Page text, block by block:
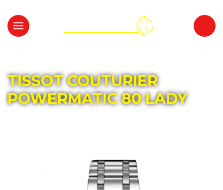
TISSOT COUTURIER
POWERMATIC 80 LADY